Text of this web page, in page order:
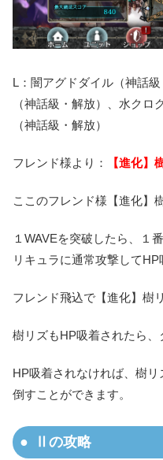
L：闇アグドダイル（神話
（神話級・解放）、水クロ
（神話級・解放）
フレンド様より： 【進化】
ここのフレンド様【進化】
１WAVEを突破したら、１
リキュラに通常攻撃してHP
フレンド飛込で【進化】樹
樹リズもHP吸着されたら、
HP吸着されなければ、樹
倒すことができます。
Ⅱの攻略